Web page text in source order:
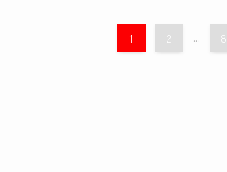
1 2 ... 8